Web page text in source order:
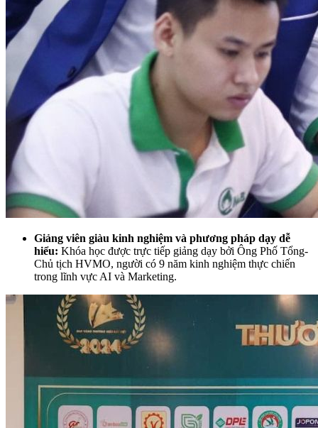
Giảng viên giàu kinh nghiệm và phương pháp dạy dễ
hiểu: Khóa học được trực tiếp giảng dạy bởi Ông Phố Tổng-
Chủ tịch HVMO, người có 9 năm kinh nghiệm thực chiến
trong lĩnh vực AI và Marketing.